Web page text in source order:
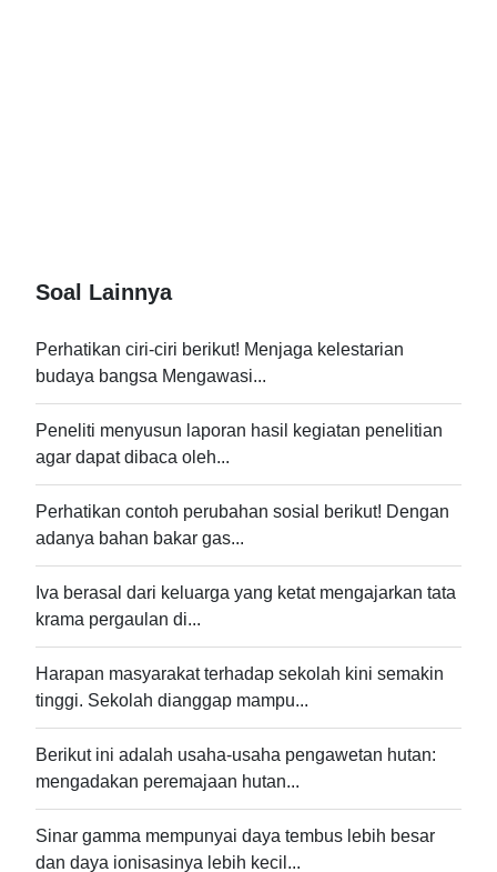
Soal Lainnya
Perhatikan ciri-ciri berikut! Menjaga kelestarian
budaya bangsa Mengawasi...
Peneliti menyusun laporan hasil kegiatan penelitian
agar dapat dibaca oleh...
Perhatikan contoh perubahan sosial berikut! Dengan
adanya bahan bakar gas...
Iva berasal dari keluarga yang ketat mengajarkan tata
krama pergaulan di...
Harapan masyarakat terhadap sekolah kini semakin
tinggi. Sekolah dianggap mampu...
Berikut ini adalah usaha-usaha pengawetan hutan:
mengadakan peremajaan hutan...
Sinar gamma mempunyai daya tembus lebih besar
dan daya ionisasinya lebih kecil...